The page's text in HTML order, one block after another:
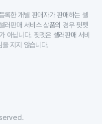
록한 개별 판매자가 판매하는 셀
러판매 서비스 상품의 경우 핏펫
아닙니다. 핏펫은 셀러판매 서비
지지 않습니다.